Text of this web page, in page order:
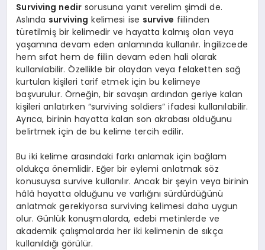
Surviving nedir sorusuna yanıt verelim şimdi de.
Aslında surviving kelimesi ise survive fiilinden
türetilmiş bir kelimedir ve hayatta kalmış olan veya
yaşamına devam eden anlamında kullanılır. İngilizcede
hem sıfat hem de fiilin devam eden hali olarak
kullanılabilir. Özellikle bir olaydan veya felaketten sağ
kurtulan kişileri tarif etmek için bu kelimeye
başvurulur. Örneğin, bir savaşın ardından geriye kalan
kişileri anlatırken “surviving soldiers” ifadesi kullanılabilir.
Ayrıca, birinin hayatta kalan son akrabası olduğunu
belirtmek için de bu kelime tercih edilir.
Bu iki kelime arasındaki farkı anlamak için bağlam
oldukça önemlidir. Eğer bir eylemi anlatmak söz
konusuysa survive kullanılır. Ancak bir şeyin veya birinin
hâlâ hayatta olduğunu ve varlığını sürdürdüğünü
anlatmak gerekiyorsa surviving kelimesi daha uygun
olur. Günlük konuşmalarda, edebi metinlerde ve
akademik çalışmalarda her iki kelimenin de sıkça
kullanıldığı görülür.